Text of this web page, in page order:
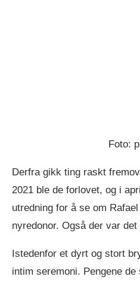
Foto:
Derfra gikk ting raskt
2021 ble de forlovet, og i
utredning for å se om
nyredonor. Også der var det
Istedenfor et dyrt og stort
intim seremoni. Pengene